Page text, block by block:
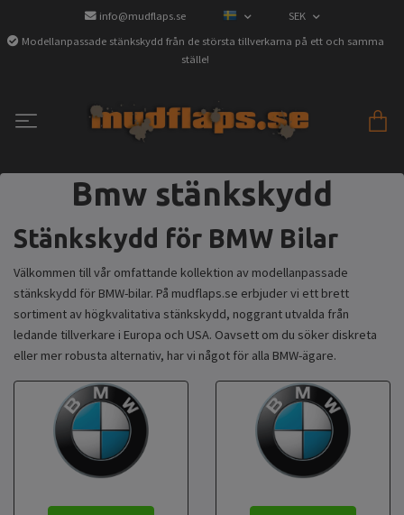
info@mudflaps.se
SEK
Modellanpassade stänkskydd från de största tillverkarna på ett och samma
ställe!
Bmw stänkskydd
Stänkskydd för BMW Bilar
Välkommen till vår omfattande kollektion av modellanpassade
stänkskydd för BMW-bilar. På mudflaps.se erbjuder vi ett brett
sortiment av högkvalitativa stänkskydd, noggrant utvalda från
ledande tillverkare i Europa och USA. Oavsett om du söker diskreta
eller mer robusta alternativ, har vi något för alla BMW-ägare.